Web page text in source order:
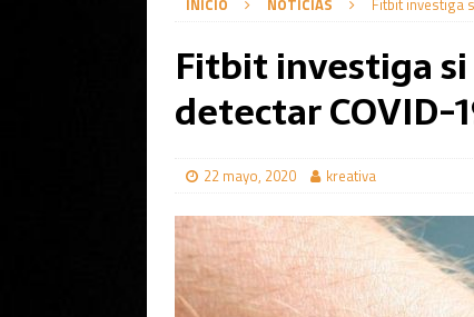
INICIO NOTICIAS Fitbit investiga
Fitbit investiga
detectar COVID-
22 mayo, 2020 kreativa